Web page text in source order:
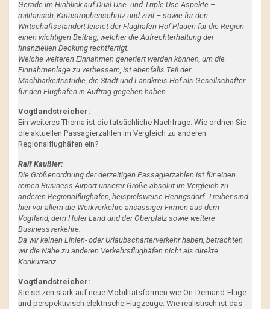
Gerade im Hinblick auf Dual-Use- und Triple-Use-Aspekte –
militärisch, Katastrophenschutz und zivil – sowie für den
Wirtschaftsstandort leistet der Flughafen Hof-Plauen für die Region
einen wichtigen Beitrag, welcher die Aufrechterhaltung der
finanziellen Deckung rechtfertigt.
Welche weiteren Einnahmen generiert werden können, um die
Einnahmenlage zu verbessern, ist ebenfalls Teil der
Machbarkeitsstudie, die Stadt und Landkreis Hof als Gesellschafter
für den Flughafen in Auftrag gegeben haben.
Vogtlandstreicher:
Ein weiteres Thema ist die tatsächliche Nachfrage. Wie ordnen Sie
die aktuellen Passagierzahlen im Vergleich zu anderen
Regionalflughäfen ein?
Ralf Kaußler:
Die Größenordnung der derzeitigen Passagierzahlen ist für einen
reinen Business-Airport unserer Größe absolut im Vergleich zu
anderen Regionalflughäfen, beispielsweise Heringsdorf. Treiber sind
hier vor allem die Werkverkehre ansässiger Firmen aus dem
Vogtland, dem Hofer Land und der Oberpfalz sowie weitere
Businessverkehre.
Da wir keinen Linien- oder Urlaubscharterverkehr haben, betrachten
wir die Nähe zu anderen Verkehrsflughäfen nicht als direkte
Konkurrenz.
Vogtlandstreicher:
Sie setzen stark auf neue Mobilitätsformen wie On-Demand-Flüge
und perspektivisch elektrische Flugzeuge. Wie realistisch ist das